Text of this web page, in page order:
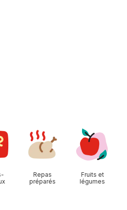
Repas
préparés
Fruits et
légumes